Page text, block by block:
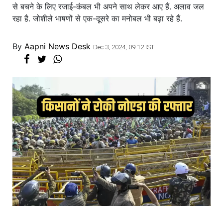
से बचने के लिए रजाई-कंबल भी अपने साथ लेकर आए हैं. अलाव जल
रहा है. जोशीले भाषणों से एक-दूसरे का मनोबल भी बढ़ा रहे हैं.
By Aapni News Desk Dec 3, 2024, 09:12 IST